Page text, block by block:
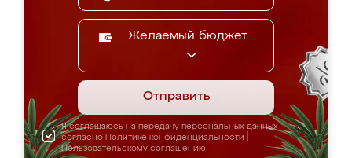
Желаемый бюджет
Отправить
Я соглашаюсь на передачу персональных данных
согласно Политике конфиденциальности
Пользовательскому соглашению